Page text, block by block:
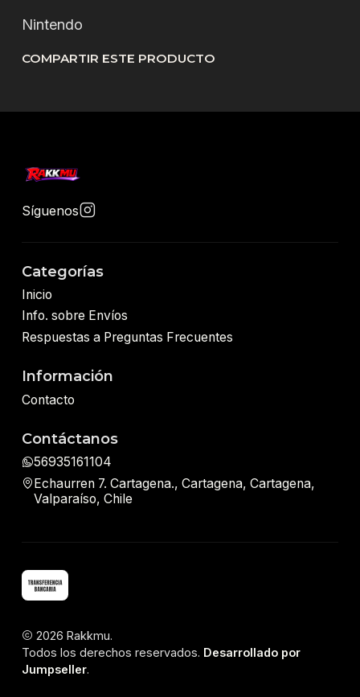
Nintendo
COMPARTIR ESTE PRODUCTO
Síguenos
Categorías
Inicio
Info. sobre Envíos
Respuestas a Preguntas Frecuentes
Información
Contacto
Contáctanos
56935161104
Echaurren 7. Cartagena., Cartagena, Cartagena,
Valparaíso, Chile
2026 Rakkmu.
Todos los derechos reservados. Desarrollado por
Jumpseller.